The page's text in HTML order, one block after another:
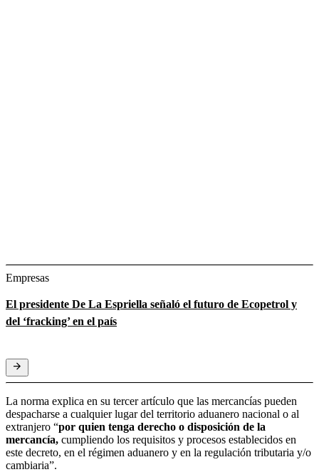
Empresas
El presidente De La Espriella señaló el futuro de Ecopetrol y
del ‘fracking’ en el país
La norma explica en su tercer artículo que las mercancías pueden
despacharse a cualquier lugar del territorio aduanero nacional o al
extranjero “por quien tenga derecho o disposición de la
mercancía, cumpliendo los requisitos y procesos establecidos en
este decreto, en el régimen aduanero y en la regulación tributaria y/o
cambiaria”.